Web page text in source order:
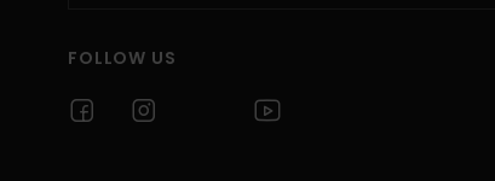
FOLLOW US